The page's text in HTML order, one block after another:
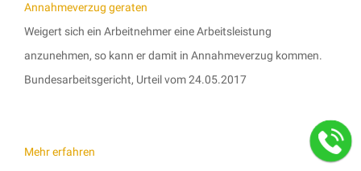
Annahmeverzug geraten
Weigert sich ein Arbeitnehmer eine Arbeitsleistung
anzunehmen, so kann er damit in Annahmeverzug kommen.
Bundesarbeitsgericht, Urteil vom 24.05.2017
Mehr erfahren